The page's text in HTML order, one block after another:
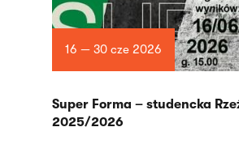
16 — 30 cze 2026
Super Forma – studencka
2025/2026